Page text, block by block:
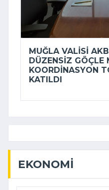
MUĞLA VALISI
DÜZENSIZ GÖÇLE
KOORDINASYON
KATILDI
EKONOMI